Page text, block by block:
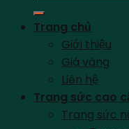
for:
Trang chủ
Giới thiệu
Giá vàng
Liên hệ
Trang sức cao
Trang sức